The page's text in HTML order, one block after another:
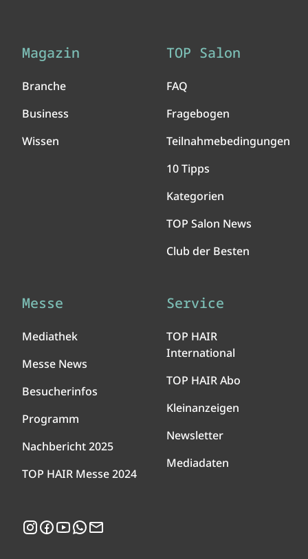
Magazin
Branche
Business
Wissen
TOP Salon
FAQ
Fragebogen
Teilnahmebedingungen
10 Tipps
Kategorien
TOP Salon News
Club der Besten
Messe
Mediathek
Messe News
Besucherinfos
Programm
Nachbericht 2025
TOP HAIR Messe 2024
Service
TOP HAIR
International
TOP HAIR Abo
Kleinanzeigen
Newsletter
Mediadaten
Instagram
Facebook
YouTubeWhatsApp